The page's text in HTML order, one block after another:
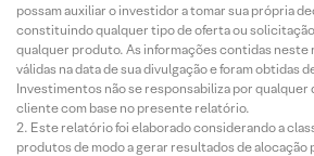
possam auxiliar o investidor a tomar sua própria
constituindo qualquer tipo de oferta ou
qualquer produto. As informações contidas neste
válidas na data de sua divulgação e foram obtidas
Investimentos não se responsabiliza por qualquer
cliente com base no presente relatório.
Este relatório foi elaborado considerando a
produtos de modo a gerar resultados de alocação